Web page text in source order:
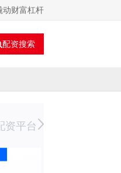
动财富杠杆
配资搜索
资平台